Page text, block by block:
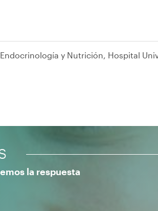
y Nutrición, Hospital
la respuesta